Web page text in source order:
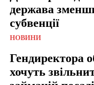
держава
субвенції
НОВИНИ
Гендиректора
хочуть